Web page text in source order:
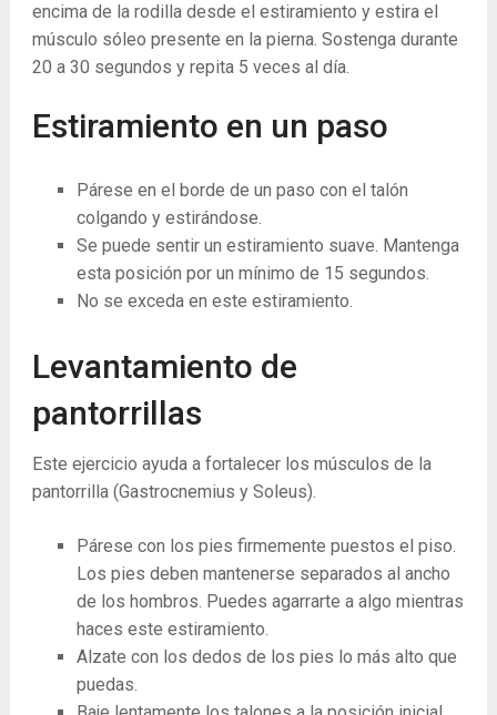
encima de la rodilla desde el estiramiento y estira el
músculo sóleo presente en la pierna. Sostenga durante
20 a 30 segundos y repita 5 veces al día.
Estiramiento en un paso
Párese en el borde de un paso con el talón
colgando y estirándose.
Se puede sentir un estiramiento suave. Mantenga
esta posición por un mínimo de 15 segundos.
No se exceda en este estiramiento.
Levantamiento de
pantorrillas
Este ejercicio ayuda a fortalecer los músculos de la
pantorrilla (Gastrocnemius y Soleus).
Párese con los pies firmemente puestos el piso.
Los pies deben mantenerse separados al ancho
de los hombros. Puedes agarrarte a algo mientras
haces este estiramiento.
Alzate con los dedos de los pies lo más alto que
puedas.